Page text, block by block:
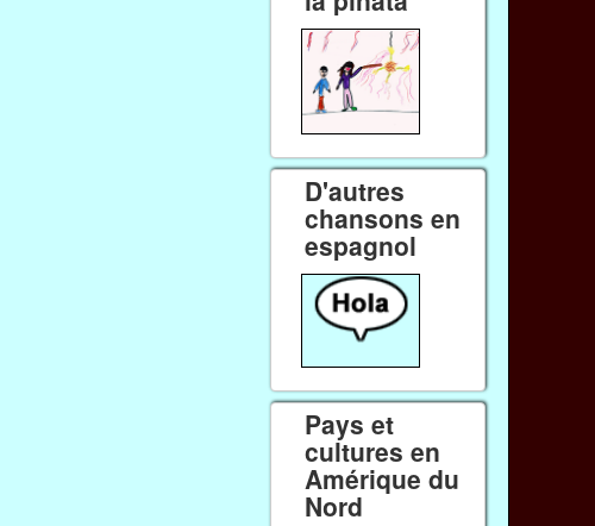
D'autres
chansons en
espagnol
Pays et
cultures en
Amérique du
Nord